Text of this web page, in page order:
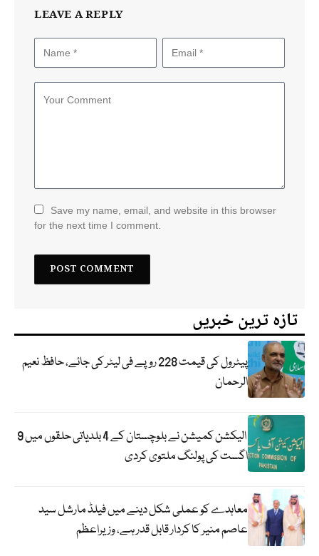
LEAVE A REPLY
Save my name, email, and website in this browser
for the next time I comment.
تازہ ترین خبریں
پیٹرول کی قیمت 228 روپے فی لیٹر کی جائے، حافظ نعیم
الرحمان
الیکشن کمیشن نے بلوچستان کے 4 بلدیاتی حلقوں میں 9
اگست کی پولنگ ملتوی کردی
معاہدے کو عملی شکل دینے میں فیلڈ مارشل سید
عاصم منیر کا کردار قابل قدر ہے، وزیراعظم